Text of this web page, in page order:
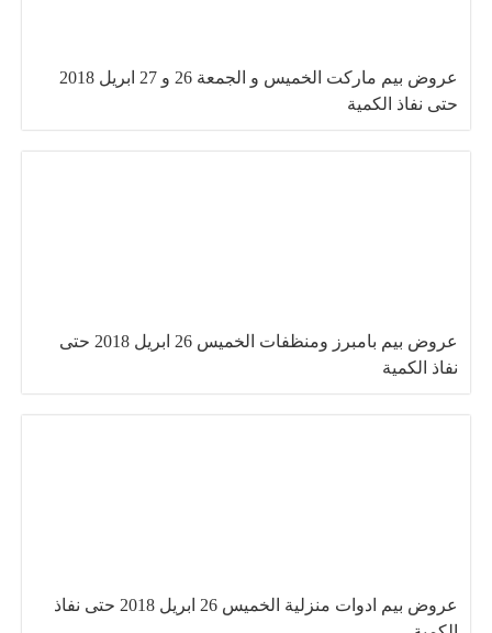
عروض بيم ماركت الخميس و الجمعة 26 و 27 ابريل 2018
حتى نفاذ الكمية
عروض بيم بامبرز ومنظفات الخميس 26 ابريل 2018 حتى
نفاذ الكمية
عروض بيم ادوات منزلية الخميس 26 ابريل 2018 حتى نفاذ